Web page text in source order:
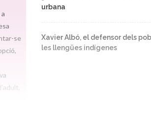
se
urbana
Xavier Albó, el defensor dels
les llengües indígenes